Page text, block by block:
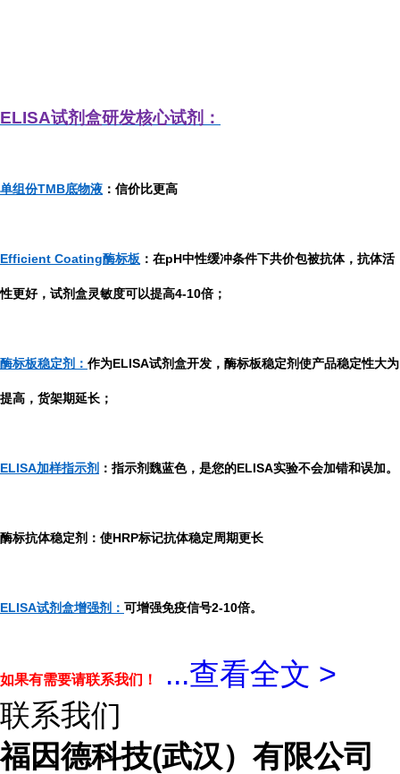
ELISA试剂盒研发核心试剂：
单组份TMB底物液 ：信价比更高
Efficient Coating酶标板 ：在pH中性缓冲条件下共价包被抗体，抗体活
性更好，试剂盒灵敏度可以提高4-10倍；
酶标板稳定剂： 作为ELISA试剂盒开发，酶标板稳定剂使产品稳定性大为
提高，货架期延长；
ELISA加样指示剂 ：指示剂魏蓝色，是您的ELISA实验不会加错和误加。
酶标抗体稳定剂：使HRP标记抗体稳定周期更长
ELISA试剂盒增强剂： 可增强免疫信号2-10倍。
如果有需要请联系我们！ ...查看全文 >
联系我们
福因德科技(武汉）有限公司